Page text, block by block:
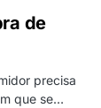
de
precisa
que se…